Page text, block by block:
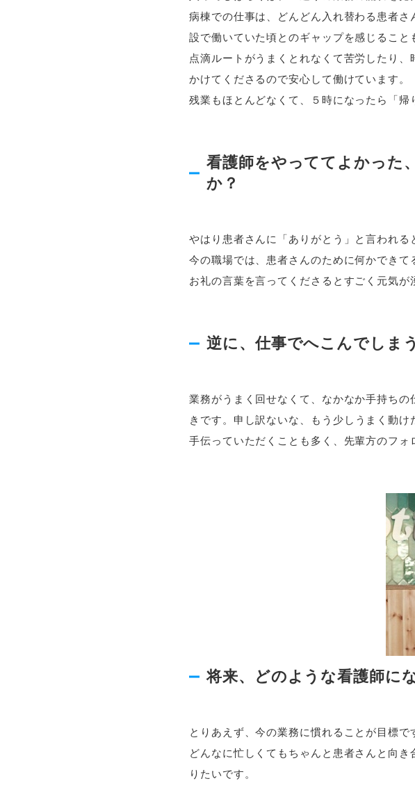
病棟での仕事は、どんどん入れ替わる患者
設で働いていた頃とのギャップを感じること
点滴ルートがうまくとれなくて苦労したり
かけてくださるので安心して働けています。
残業もほとんどなくて、５時になったら「帰
看護師をやっててよかった
か？
やはり患者さんに「ありがとう」と言われる
今の職場では、患者さんのために何かでき
お礼の言葉を言ってくださるとすごく元気が
逆に、仕事でへこんでしま
業務がうまく回せなくて、なかなか手持ち
きです。 申し訳ないな、もう少しうまく動け
手伝っていただくことも多く、先輩方のフォ
将来、どのような看護師に
とりあえず、今の業務に慣れることが目標で
どんなに忙しくてもちゃんと患者さんと向
りたいです。